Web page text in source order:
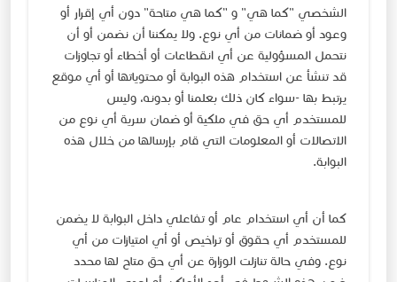
الشخصي "كما هي" و "كما هي متاحة" دون أي إقرار أو
وعود أو ضمانات من أي نوع. ولا يمكننا أن نضمن أو أن
نتحمل المسؤولية عن أي انقطاعات أو أخطاء أو تجاوزات
قد تنشأ عن استخدام هذه البوابة أو محتوياتها أو أي موقع
يرتبط بها -سواء كان ذلك بعلمنا أو بدونه، وليس
للمستخدم أي حق في ملكية أو ضمان سرية أي نوع من
الاتصالات أو المعلومات التي قام بإرسالها من خلال هذه
البوابة.
كما أن أي استخدام عام أو تفاعلي داخل البوابة لا يضمن
للمستخدم أي حقوق أو تراخيص أو أي امتيازات من أي
نوع. وفي حالة تنازلت الوزارة عن أي حق متاح لها محدد